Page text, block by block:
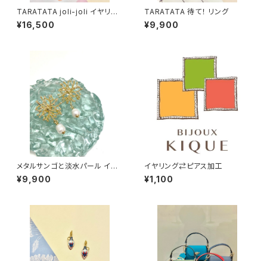
TARATATA joli-joli イヤリン
グ
¥16,500
TARATATA 待て！ リング
¥9,900
メタルサンゴと淡水パール イヤ
リング・ピアス
¥9,900
イヤリング⇄ピアス加工
¥1,100